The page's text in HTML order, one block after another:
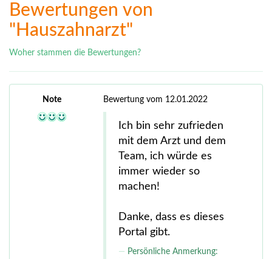
Bewertungen von
"Hauszahnarzt"
Woher stammen die Bewertungen?
Note Bewertung vom 12.01.2022
Ich bin sehr zufrieden
mit dem Arzt und dem
Team, ich würde es
immer wieder so
machen!
Danke, dass es dieses
Portal gibt.
Persönliche Anmerkung: